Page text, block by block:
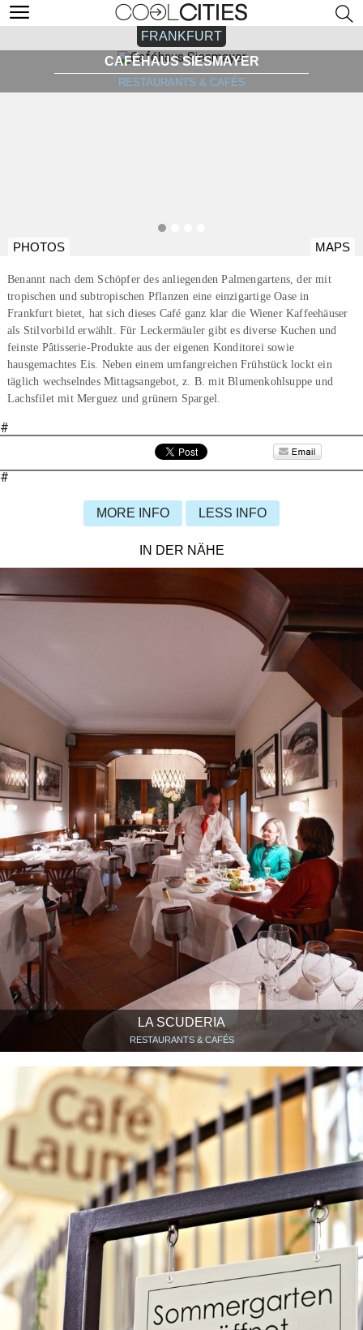
FRANKFURT
CAFÉHAUS SIESMAYER
RESTAURANTS & CAFÉS
PHOTOS MAPS
Benannt nach dem Schöpfer des anliegenden Palmengartens, der mit
tropischen und subtropischen Pflanzen eine einzigartige Oase in
Frankfurt bietet, hat sich dieses Café ganz klar die Wiener Kaffeehäuser
als Stilvorbild erwählt. Für Leckermäuler gibt es diverse Kuchen und
feinste Pâtisserie-Produkte aus der eigenen Konditorei sowie
hausgemachtes Eis. Neben einem umfangreichen Frühstück lockt ein
täglich wechselndes Mittagsangebot, z. B. mit Blumenkohlsuppe und
Lachsfilet mit Merguez und grünem Spargel.
#
#
MORE INFO LESS INFO
IN DER NÄHE
LA SCUDERIA
RESTAURANTS & CAFÉS